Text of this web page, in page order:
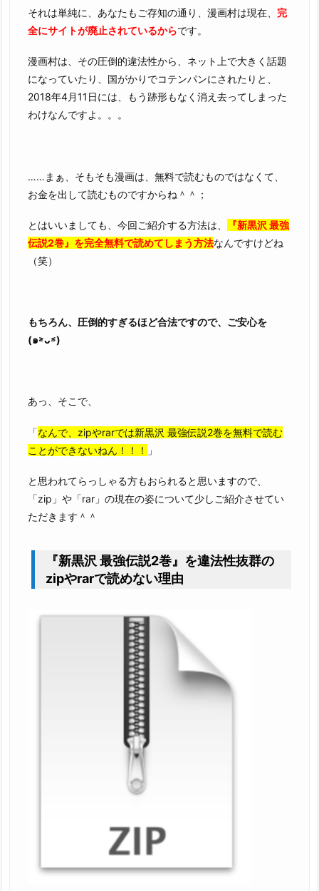
それは単純に、あなたもご存知の通り、漫画村は現在、 完
全にサイトが廃止されているからです。
漫画村は、その圧倒的違法性から、ネット上で大きく話題
になっていたり、国がかりでコテンパンにされたりと、
2018年4月11日には、もう跡形もなく消え去ってしまった
わけなんですよ。。。
……まぁ、そもそも漫画は、無料で読むものではなくて、
お金を出して読むものですからね＾＾；
とはいいましても、今回ご紹介する方法は、
『新黒沢 最強
伝説2巻』を完全無料で読めてしまう方法なんですけどね
（笑）
もちろん、圧倒的すぎるほど合法ですので、ご安心を
(๑˃̵ᴗ˂̵)
あっ、そこで、
「なんで、zipやrarでは新黒沢 最強伝説2巻を無料で読む
ことができないねん！！！
」
と思われてらっしゃる方もおられると思いますので、
「zip」や「rar」の現在の姿について少しご紹介させてい
ただきます＾＾
『新黒沢 最強伝説2巻』を違法性抜群の
zipやrarで読めない理由